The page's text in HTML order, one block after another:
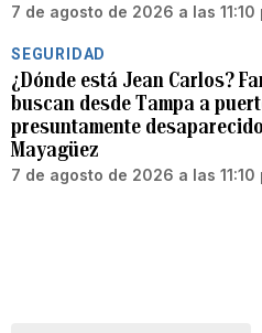
7 de agosto de 2026 a las 11:10
SEGURIDAD
¿Dónde está Jean Carlos?
buscan desde Tampa a
presuntamente
Mayagüez
7 de agosto de 2026 a las 11:10